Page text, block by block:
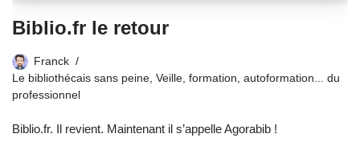
Biblio.fr le retour
Franck
Le bibliothécais sans peine Veille, formation, autoformation... du
professionnel
Biblio.fr. Il revient. Maintenant il s’appelle Agorabib !